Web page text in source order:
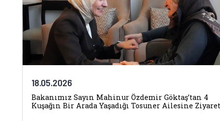
18.05.2026
Bakanımız Sayın Mahinur Özdemir Göktaş’tan 4
Kuşağın Bir Arada Yaşadığı Tosuner Ailesine Ziyaret